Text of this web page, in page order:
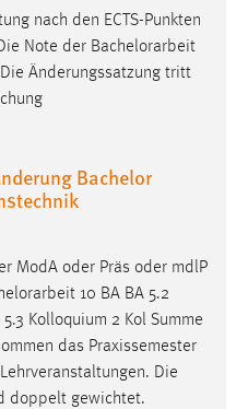
nach den ECTS-Punkten
Note der Bachelorarbeit
Änderungssatzung tritt
Bachelor
ModA oder Präs oder mdlP
10 BA BA 5.2
Kolloquium 2 Kol Summe
das Praxissemester
Die
doppelt gewichtet.